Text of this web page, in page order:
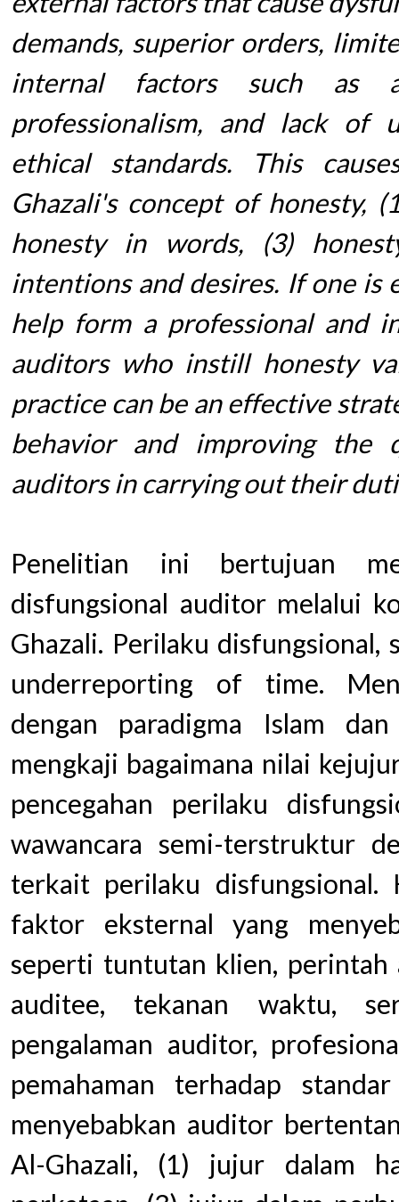
demands, superior orders,
internal factors such as
professionalism, and lack of
ethical standards. This
Ghazali's concept of honesty,
honesty in words, (3)
intentions and desires. If one is
help form a professional and
auditors who instill honesty
practice can be an effective
behavior and improving the
auditors in carrying out their
Penelitian ini bertujuan
disfungsional auditor melalui
Ghazali. Perilaku
underreporting of time.
dengan paradigma Islam
mengkaji bagaimana nilai
pencegahan perilaku
wawancara semi-terstruktur
terkait perilaku disfungsional.
faktor eksternal yang
seperti tuntutan klien, perintah
auditee, tekanan waktu,
pengalaman auditor,
pemahaman terhadap
menyebabkan auditor
Al-Ghazali, (1) jujur dalam